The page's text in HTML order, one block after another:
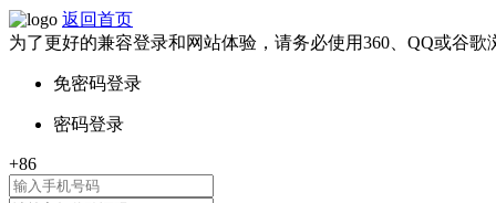
返回首页
为了更好的兼容登录和网站体验，请务必使用360、QQ或谷歌